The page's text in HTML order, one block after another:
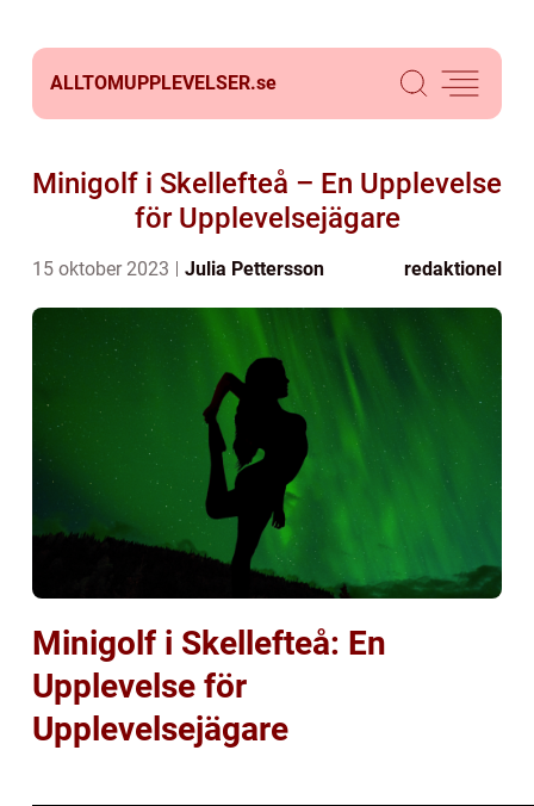
ALLTOMUPPLEVELSER.se
Minigolf i Skellefteå – En Upplevelse
för Upplevelsejägare
15 oktober 2023 Julia Pettersson redaktionel
Minigolf i Skellefteå: En
Upplevelse för
Upplevelsejägare